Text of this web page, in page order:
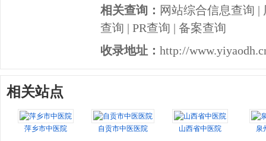
相关查询： 网站综合信息查询 |
查询 | PR查询 | 备案查询
收录地址： http://
相关站点
萍乡市中医院 自贡市中医医院 山西省中医院 泉